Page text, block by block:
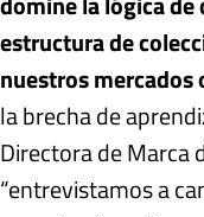
estructura de
nuestros mercados
la brecha de
Directora de Marca
“entrevistamos a